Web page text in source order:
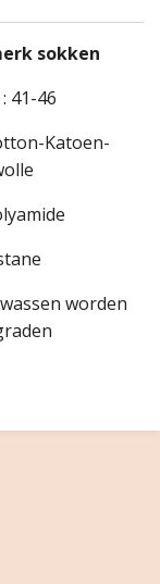
sokken
41-46
Katoen-
worden